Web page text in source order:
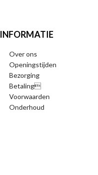
INFORMATIE
Over ons
Openingstijden
Bezorging
Betaling
Voorwaarden
Onderhoud